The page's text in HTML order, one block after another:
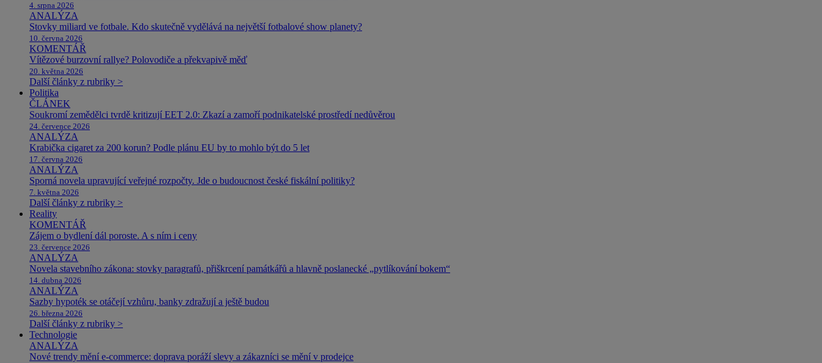
4. srpna 2026
ANALÝZA
Stovky miliard ve fotbale. Kdo skutečně vydělává na největší fotbalové show planety?
10. června 2026
KOMENTÁŘ
Vítězové burzovní rallye? Polovodiče a překvapivě měď
20. května 2026
Další články z rubriky >
Politika
ČLÁNEK
Soukromí zemědělci tvrdě kritizují EET 2.0: Zkazí a zamoří podnikatelské prostředí nedůvěrou
24. července 2026
ANALÝZA
Krabička cigaret za 200 korun? Podle plánu EU by to mohlo být do 5 let
17. června 2026
ANALÝZA
Sporná novela upravující veřejné rozpočty. Jde o budoucnost české fiskální politiky?
7. května 2026
Další články z rubriky >
Reality
KOMENTÁŘ
Zájem o bydlení dál poroste. A s ním i ceny
23. července 2026
ANALÝZA
Novela stavebního zákona: stovky paragrafů, přiškrcení památkářů a hlavně poslanecké „pytlíkování bokem“
14. dubna 2026
ANALÝZA
Sazby hypoték se otáčejí vzhůru, banky zdražují a ještě budou
26. března 2026
Další články z rubriky >
Technologie
ANALÝZA
Nové trendy mění e-commerce: doprava poráží slevy a zákazníci se mění v prodejce